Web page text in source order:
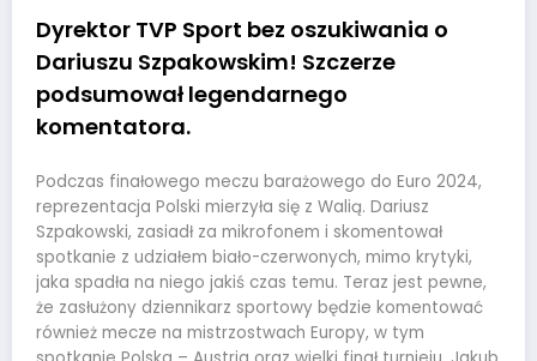
Dyrektor TVP Sport bez oszukiwania o
Dariuszu Szpakowskim! Szczerze
podsumował legendarnego
komentatora.
Podczas finałowego meczu barażowego do Euro 2024,
reprezentacja Polski mierzyła się z Walią. Dariusz
Szpakowski, zasiadł za mikrofonem i skomentował
spotkanie z udziałem biało-czerwonych, mimo krytyki,
jaka spadła na niego jakiś czas temu. Teraz jest pewne,
że zasłużony dziennikarz sportowy będzie komentować
również mecze na mistrzostwach Europy, w tym